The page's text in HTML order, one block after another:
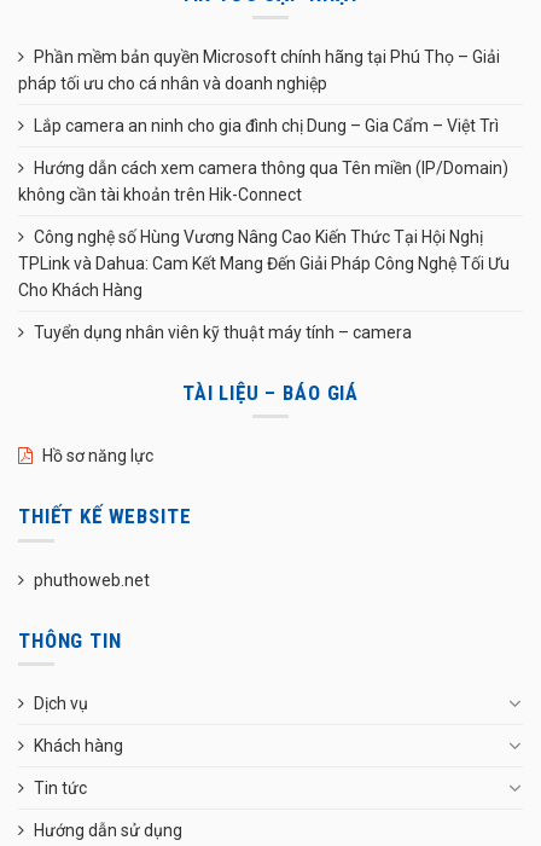
Phần mềm bản quyền Microsoft chính hãng tại Phú Thọ – Giải
pháp tối ưu cho cá nhân và doanh nghiệp
Lắp camera an ninh cho gia đình chị Dung – Gia Cẩm – Việt Trì
Hướng dẫn cách xem camera thông qua Tên miền (IP/Domain)
không cần tài khoản trên Hik-Connect
Công nghệ số Hùng Vương Nâng Cao Kiến Thức Tại Hội Nghị
TPLink và Dahua: Cam Kết Mang Đến Giải Pháp Công Nghệ Tối Ưu
Cho Khách Hàng
Tuyển dụng nhân viên kỹ thuật máy tính – camera
TÀI LIỆU – BÁO GIÁ
Hồ sơ năng lực
THIẾT KẾ WEBSITE
phuthoweb.net
THÔNG TIN
Dịch vụ
Khách hàng
Tin tức
Hướng dẫn sử dụng